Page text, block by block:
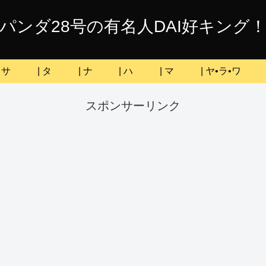
パンダ28号の有名人DAI好キング！
| サ | タ | ナ | ハ | マ | ヤ•ラ•ワ
スポンサーリンク